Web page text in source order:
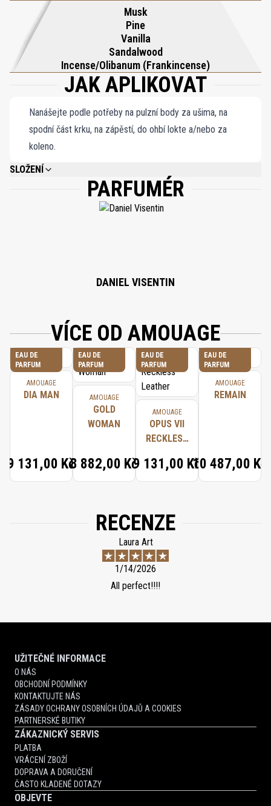
Musk
Pine
Vanilla
Sandalwood
Incense/Olibanum (Frankincense)
JAK APLIKOVAT
Nanášejte podle potřeby na pulzní body za ušima, na
spodní část krku, na zápěstí, do ohbí lokte a/nebo za
koleno.
SLOŽENÍ
ALCOHOL DENAT, PARFUM, BENZYL SALICYLATE, ALPHA-ISOMETHYL
IONONE, HYDROXYCITRONELLAL, GERANIOL, LIMONENE, LINALOOL,
CITRONELLOL, CITRAL, FARNESOL, BENZYL BENZOATE, BENZYL ALCOHOL,
PARFUMÉR
DANIEL VISENTIN
VÍCE OD AMOUAGE
EAU DE
PARFUM
AMOUAGE
DIA MAN
9 131,00 Kč
EAU DE
PARFUM
AMOUAGE
GOLD
WOMAN
8 882,00 Kč
EAU DE
PARFUM
AMOUAGE
OPUS VII
RECKLESS
9 131,00 Kč
EAU DE
PARFUM
AMOUAGE
REMAIN
10 487,00 Kč
RECENZE
Laura Art
1/14/2026
All perfect!!!!
UŽITEČNÉ INFORMACE
O NÁS
OBCHODNÍ PODMÍNKY
KONTAKTUJTE NÁS
ZÁSADY OCHRANY OSOBNÍCH ÚDAJŮ A COOKIES
PARTNERSKÉ BUTIKY
ZÁKAZNICKÝ SERVIS
PLATBA
VRÁCENÍ ZBOŽÍ
DOPRAVA A DORUČENÍ
ČASTO KLADENÉ DOTAZY
OBJEVTE